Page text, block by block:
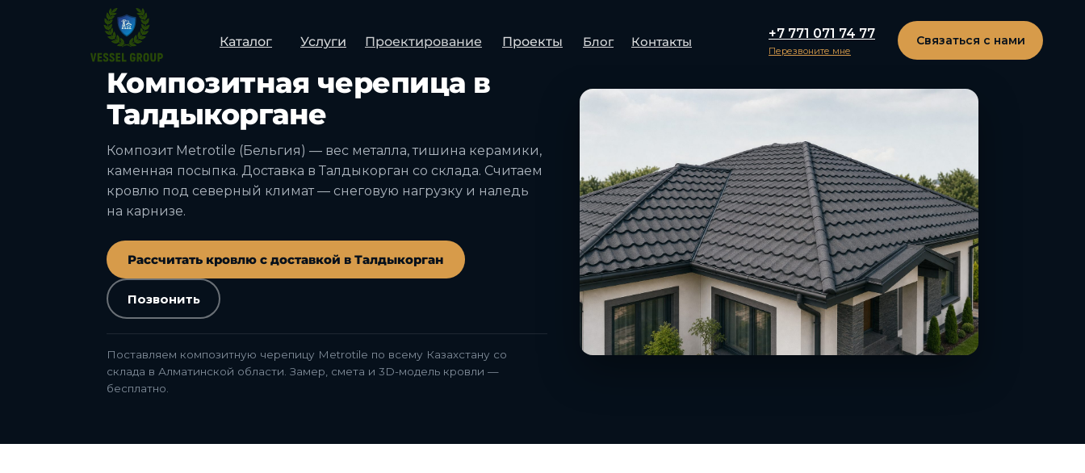
Каталог Услуги Проектирование Проекты Блог Контакты
+7 771 071 74 77
Перезвоните мне
Связаться с нами
ТАЛДЫКОРГАН · ОБЛАСТЬ ЖЕТЫСУ · ДОСТАВКА СО СКЛАДА
Композитная черепица в
Талдыкоргане
Композит Metrotile (Бельгия) — вес металла, тишина керамики,
каменная посыпка. Доставка в Талдыкорган со склада. Считаем
кровлю под северный климат — снеговую нагрузку и наледь
на карнизе.
Рассчитать кровлю с доставкой в Талдыкорган
Позвонить
Поставляем композитную черепицу Metrotile по всему Казахстану со
склада в Алматинской области. Замер, смета и 3D-модель кровли —
бесплатно.